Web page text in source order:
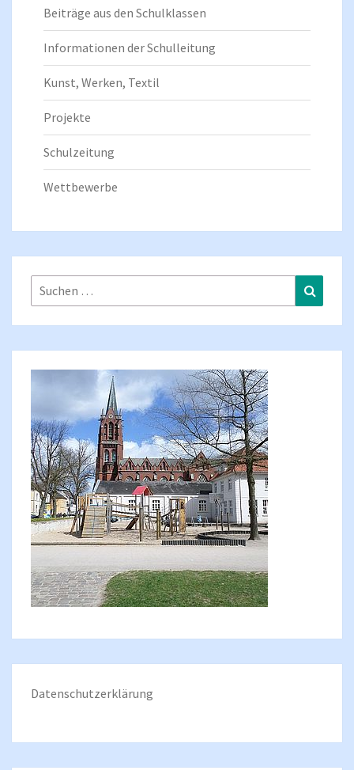
Beiträge aus den Schulklassen
Informationen der Schulleitung
Kunst, Werken, Textil
Projekte
Schulzeitung
Wettbewerbe
Suchen
nach:
Datenschutzerklärung